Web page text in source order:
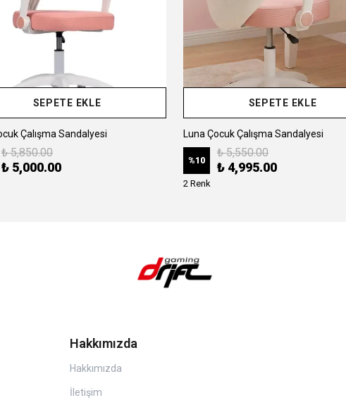
SEPETE EKLE
Çalışma Sandalyesi
₺ 5,850.00
₺ 5,000.00
SEPETE EKLE
Luna Çocuk Çalışma Sandalyesi
%10
₺ 5,550.00
₺ 4,995.00
2 Renk
Hakkımızda
Hakkımızda
İletişim